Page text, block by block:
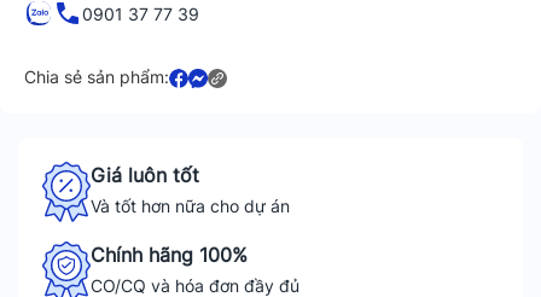
0901 37 77 39
Chia sẻ sản phẩm:
Giá luôn tốt
Và tốt hơn nữa cho dự án
Chính hãng 100%
CO/CQ và hóa đơn đầy đủ